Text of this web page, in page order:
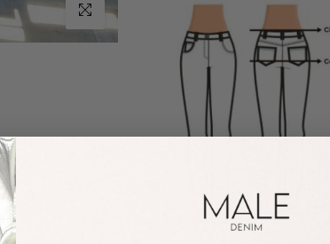
Haz clic para ampliar